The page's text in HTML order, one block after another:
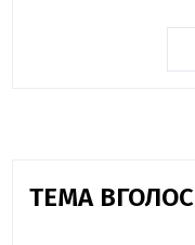
ТЕМА ВГОЛОС